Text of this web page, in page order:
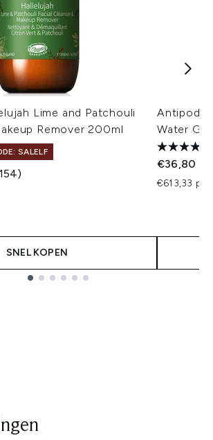
Lime and Patchouli
Remover 200ml
SALELF
SNEL KOPEN
Water
€36,80
€613,33 per